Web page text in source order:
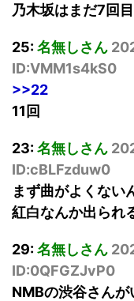
乃木坂はまだ7回
25:名無しさん
ID:VMM1s4kS0
>>22
11回
23:名無しさん
ID:cBLFzduw0
まず曲がよくない
紅白なんか出られ
29:名無しさん
ID:0QFGZJvP0
NMBの渋谷さん